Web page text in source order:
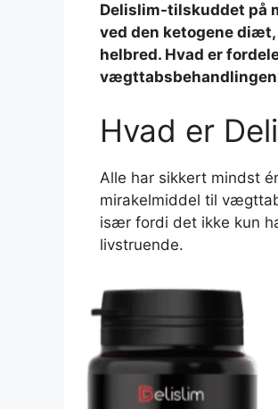
Delislim-tilskuddet på
ved den ketogene
helbred. Hvad er
Hvad er
Alle har sikkert mindst
mirakelmiddel til
især fordi det ikke kun
livstruende.